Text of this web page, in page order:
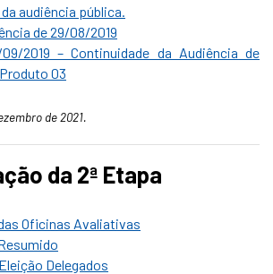
audiência pública.
de 29/08/2019
2019 – Continuidade da Audiência de
03
de 2021.
da 2ª Etapa
Oficinas Avaliativas
Delegados